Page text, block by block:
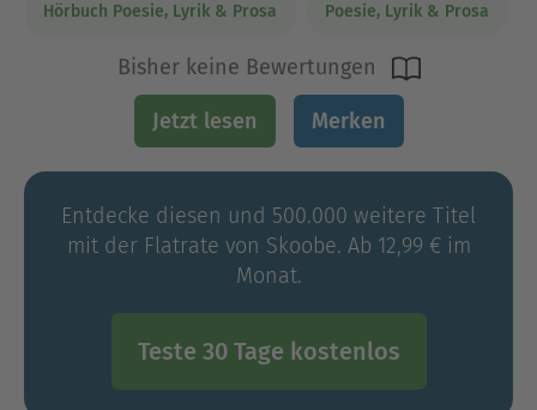
Hörbuch Poesie, Lyrik & Prosa Poesie, Lyrik & Prosa
Bisher keine Bewertungen
Jetzt lesen Merken
Entdecke diesen und 500.000 weitere Titel
mit der Flatrate von Skoobe. Ab 12,99 € im
Monat.
Teste 30 Tage kostenlos